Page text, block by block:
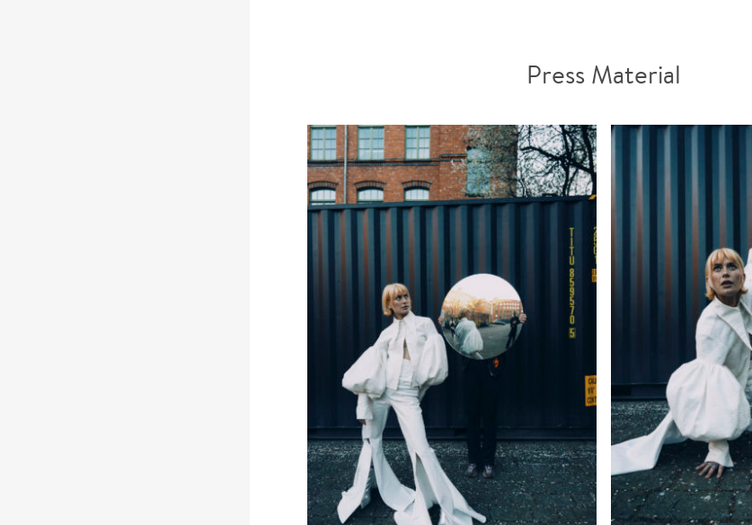
Press Material